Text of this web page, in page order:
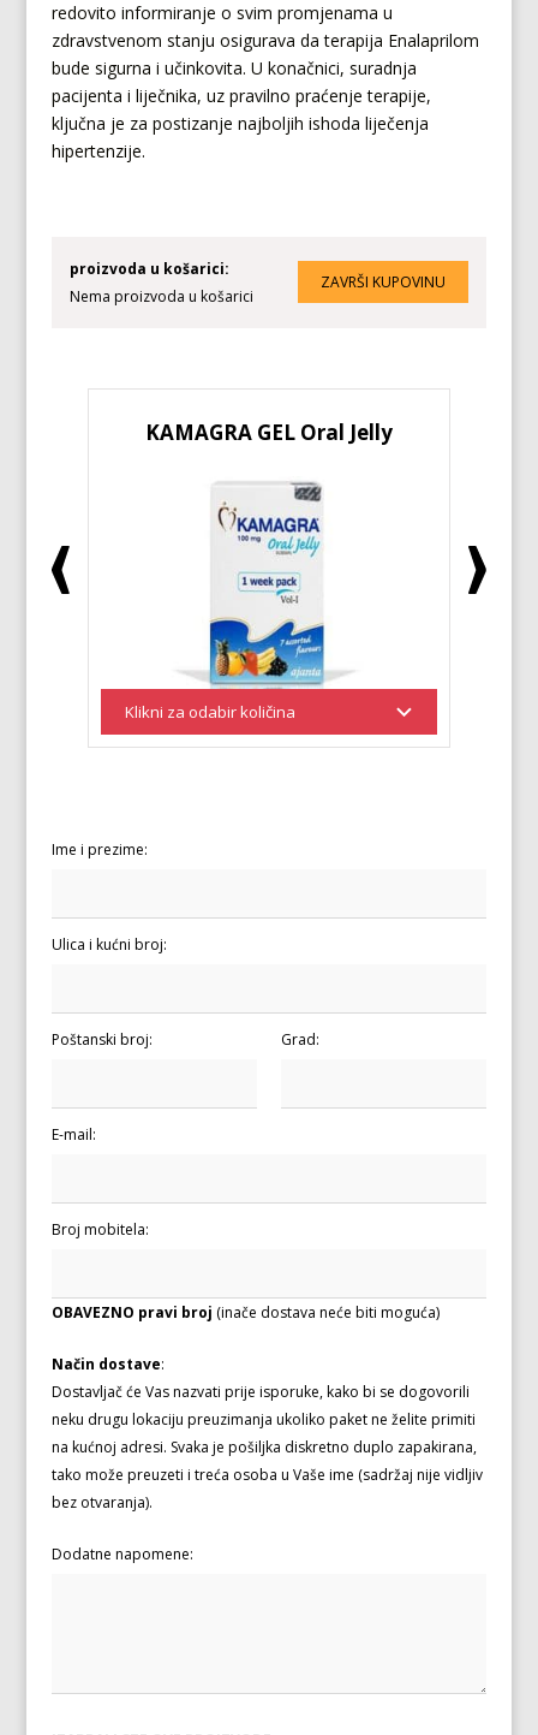
redovito informiranje o svim promjenama u
zdravstvenom stanju osigurava da terapija Enalaprilom
bude sigurna i učinkovita. U konačnici, suradnja
pacijenta i liječnika, uz pravilno praćenje terapije,
ključna je za postizanje najboljih ishoda liječenja
hipertenzije.
proizvoda u košarici:
Nema proizvoda u košarici
KAMAGRA GEL Oral Jelly
Ime i prezime:
Ulica i kućni broj:
Poštanski broj: Grad:
E-mail:
Broj mobitela:
OBAVEZNO pravi broj (inače dostava neće biti moguća)
Način dostave:
Dostavljač će Vas nazvati prije isporuke, kako bi se dogovorili
neku drugu lokaciju preuzimanja ukoliko paket ne želite primiti
na kućnoj adresi. Svaka je pošiljka diskretno duplo zapakirana,
tako može preuzeti i treća osoba u Vaše ime (sadržaj nije vidljiv
bez otvaranja).
Dodatne napomene: